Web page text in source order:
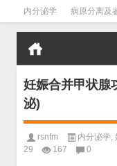
内分泌学 病原分离及
皮肤病学 男科学
妊娠合并甲状腺
泌)
rsnfm 内分泌学,
29
167 0